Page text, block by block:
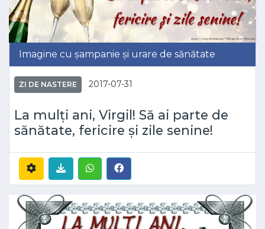
Imagine cu șampanie și urare de sănătate
ZI DE NASTERE 2017-07-31
La mulți ani, Virgil! Să ai parte de
sănătate, fericire și zile senine!